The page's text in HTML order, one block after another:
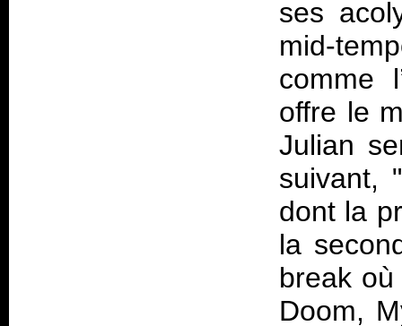
ses
mid-
comme
offre le
Julian
suivant,
dont la
la
break
Doom,